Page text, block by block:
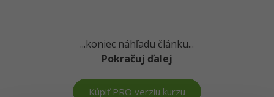
Adobe After Effects
Blender -80%
...koniec náhľadu článku...
Pokračuj ďalej
Kúpiť PRO verziu kurzu